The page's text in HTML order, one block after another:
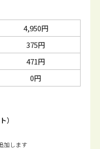
4,950円
375円
471円
0円
）
加します